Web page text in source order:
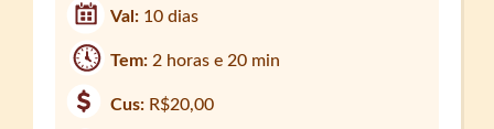
Val: 10 dias
Tem: 2 horas e 20 min
Cus: R$20,00